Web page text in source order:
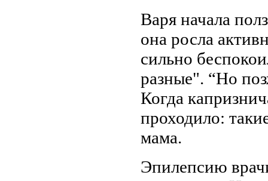
Варя начала
она росла
сильно
разные". “Но
Когда
проходило:
мама.
Эпилепсию